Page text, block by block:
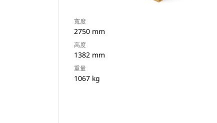
寬度
2750 mm
高度
1382 mm
重量
1067 kg